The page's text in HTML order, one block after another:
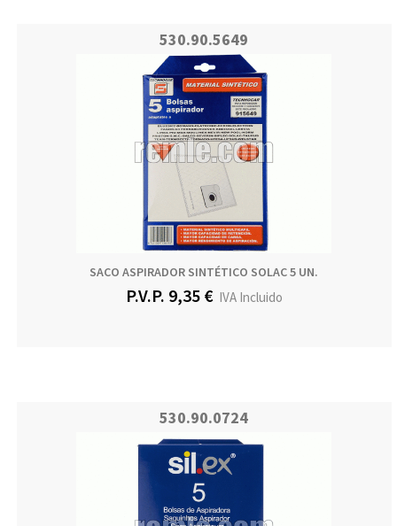
530.90.5649
SACO ASPIRADOR SINTÉTICO SOLAC 5 UN.
P.V.P. 9,35 €IVA Incluido
530.90.0724